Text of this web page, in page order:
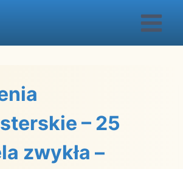
– 25
zwykła –